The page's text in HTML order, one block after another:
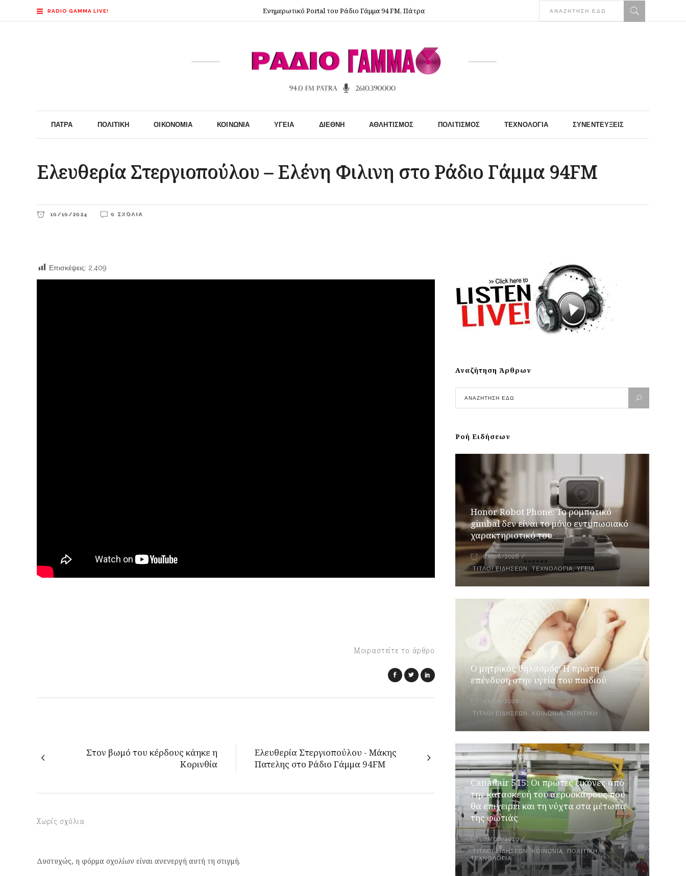
RADIO GAMMA LIVE! Ενημερωτικό Portal του Ράδιο Γάμμα 94 FM, Πάτρα
ΠΆΤΡΑ ΠΟΛΙΤΙΚΉ ΟΙΚΟΝΟΜΊΑ ΚΟΙΝΩΝΊΑ ΥΓΕΊΑ ΔΙΕΘΝΉ ΑΘΛΗΤΙΣΜΌΣ ΠΟΛΙΤΙΣΜΌΣ ΤΕΧΝΟΛΟΓΊΑ ΣΥΝΕΝΤΕΎΞΕΙΣ
Ελευθερία Στεργιοπούλου – Ελένη Φιλινη στο Ράδιο Γάμμα 94FM
10/10/2024 0 ΣΧΌΛΙΑ
Επισκέψεις: 2,409
Μοιραστείτε το άρθρο
Στον βωμό του κέρδους κάηκε η
Κορινθία
Ελευθερία Στεργιοπούλου - Μάκης
Πατελης στο Ράδιο Γάμμα 94FM
Χωρίς σχόλια
Δυστυχώς, η φόρμα σχολίων είναι ανενεργή αυτή τη στιγμή.
Αναζήτηση Άρθρων
Ροή Ειδήσεων
Honor Robot Phone: Το ρομποτικό
gimbal δεν είναι το μόνο εντυπωσιακό
χαρακτηριστικό του
07/08/2026
ΤΊΤΛΟΙ ΕΙΔΉΣΕΩΝ ,ΤΕΧΝΟΛΟΓΊΑ,ΥΓΕΊΑ
Ο μητρικός θηλασμός: Η πρώτη
επένδυση στην υγεία του παιδιού
07/08/2026
ΤΊΤΛΟΙ ΕΙΔΉΣΕΩΝ , ΚΟΙΝΩΝΊΑ, ΠΟΛΙΤΙΚΉ
Canadair 515: Οι πρώτες εικόνες από
την κατασκευή του αεροσκάφους που
θα επιχειρεί και τη νύχτα στα μέτωπα
της φωτιάς
07/08/2026
ΤΊΤΛΟΙ ΕΙΔΉΣΕΩΝ , ΚΟΙΝΩΝΙΑ, ΠΟΛΙΤΙΚΉ ,
ΤΕΧΝΟΛΟΓΊΑ